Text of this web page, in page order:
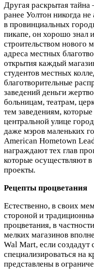
Другая раскрытая
ранее Уолтон никогда
в провинциальных
пикапе, он хорошо знал
строительством нового
адреса местных
открытия каждый
студентов местных
благотворительные
заведений деньги
больницам, театрам,
тем заведениям,
центральной улице
даже мэров маленьких
American Hometown
награждают тех глав
которые осуществляют
проекты.
Рецепты процветания
Естественно, в своих
стороной и
процветания, в
мелких магазинов
Wal Mart, если
специализироваться на
представлены в